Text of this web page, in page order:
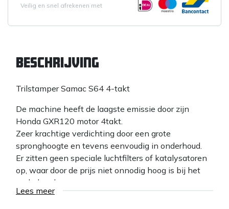
Veilig en snel afrekenen met
Beschrijving
Trilstamper Samac S64 4-takt
De machine heeft de laagste emissie door zijn
Honda GXR120 motor 4takt.
Zeer krachtige verdichting door een grote
spronghoogte en tevens eenvoudig in onderhoud.
Er zitten geen speciale luchtfilters of katalysatoren
op, waar door de prijs niet onnodig hoog is bij het
onderhoud.
De breedte is 36 cm en geluidsemissie is lager dan
Lees meer